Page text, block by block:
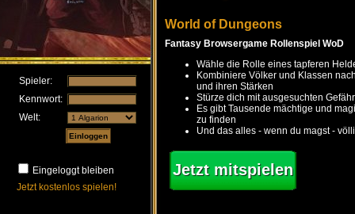
Spieler:
Kennwort:
Welt:
Eingeloggt bleiben
Jetzt kostenlos spielen!
World of Dungeons
Fantasy Browsergame Rollenspiel WoD
Wähle die Rolle eines tapferen
Kombiniere Völker und Klassen
und ihren Stärken
Stürze dich mit ausgesuchten
Es gibt Tausende mächtige und
zu finden
Und das alles - wenn du magst -
Jetzt mitspielen